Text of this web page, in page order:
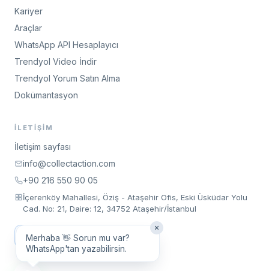
Kariyer
Araçlar
WhatsApp API Hesaplayıcı
Trendyol Video İndir
Trendyol Yorum Satın Alma
Dokümantasyon
İLETIŞIM
İletişim sayfası
info@collectaction.com
+90 216 550 90 05
İçerenköy Mahallesi, Öziş - Ataşehir Ofis, Eski Üsküdar Yolu
Cad. No: 21, Daire: 12, 34752 Ataşehir/İstanbul
Toplantı Talep Et
Merhaba 👋 Sorun mu var?
WhatsApp'tan yazabilirsin.